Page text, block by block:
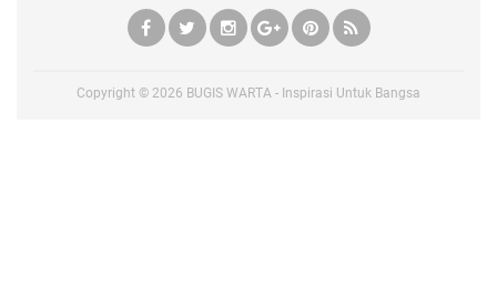
Copyright © 2026 BUGIS WARTA - Inspirasi Untuk Bangsa